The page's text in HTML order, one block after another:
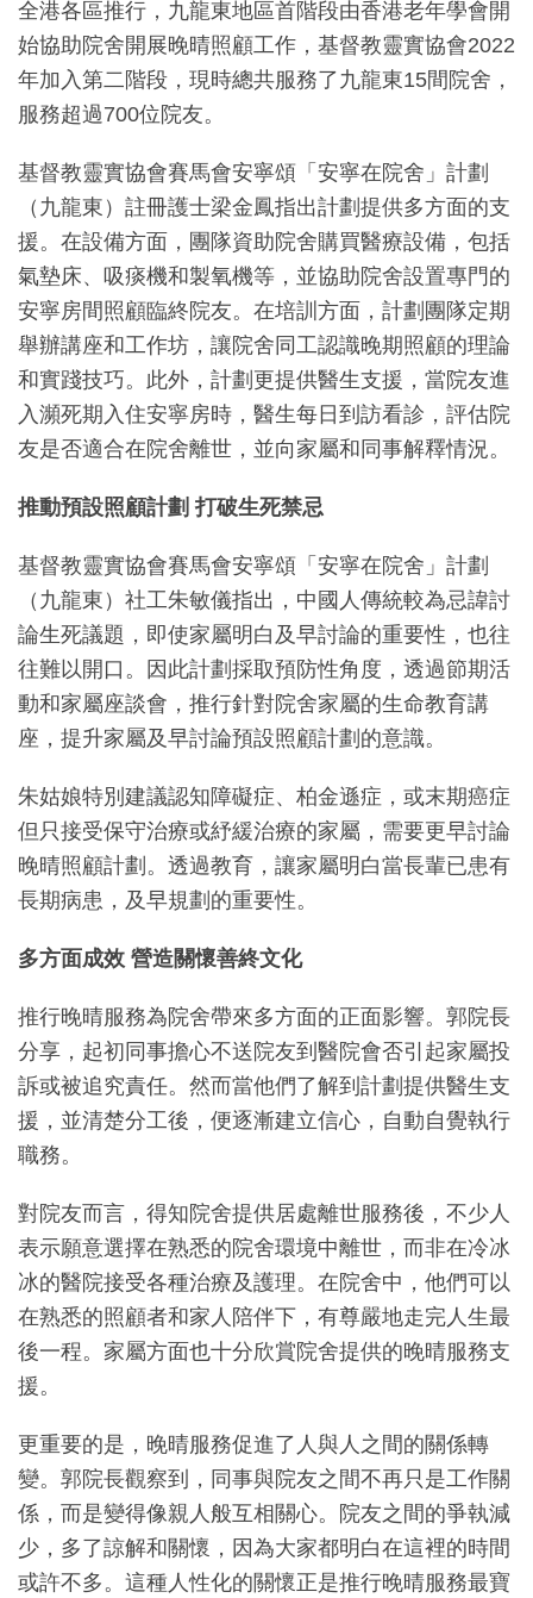
全港各區推行，九龍東地區首階段由香港老年學會開
始協助院舍開展晚晴照顧工作，基督教靈實協會2022
年加入第二階段，現時總共服務了九龍東15間院舍，
服務超過700位院友。
基督教靈實協會賽馬會安寧頌「安寧在院舍」計劃
（九龍東）註冊護士梁金鳳指出計劃提供多方面的支
援。在設備方面，團隊資助院舍購買醫療設備，包括
氣墊床、吸痰機和製氧機等，並協助院舍設置專門的
安寧房間照顧臨終院友。在培訓方面，計劃團隊定期
舉辦講座和工作坊，讓院舍同工認識晚期照顧的理論
和實踐技巧。此外，計劃更提供醫生支援，當院友進
入瀕死期入住安寧房時，醫生每日到訪看診，評估院
友是否適合在院舍離世，並向家屬和同事解釋情況。
推動預設照顧計劃 打破生死禁忌
基督教靈實協會賽馬會安寧頌「安寧在院舍」計劃
（九龍東）社工朱敏儀指出，中國人傳統較為忌諱討
論生死議題，即使家屬明白及早討論的重要性，也往
往難以開口。因此計劃採取預防性角度，透過節期活
動和家屬座談會，推行針對院舍家屬的生命教育講
座，提升家屬及早討論預設照顧計劃的意識。
朱姑娘特別建議認知障礙症、柏金遜症，或末期癌症
但只接受保守治療或紓緩治療的家屬，需要更早討論
晚晴照顧計劃。透過教育，讓家屬明白當長輩已患有
長期病患，及早規劃的重要性。
多方面成效 營造關懷善終文化
推行晚晴服務為院舍帶來多方面的正面影響。郭院長
分享，起初同事擔心不送院友到醫院會否引起家屬投
訴或被追究責任。然而當他們了解到計劃提供醫生支
援，並清楚分工後，便逐漸建立信心，自動自覺執行
職務。
對院友而言，得知院舍提供居處離世服務後，不少人
表示願意選擇在熟悉的院舍環境中離世，而非在冷冰
冰的醫院接受各種治療及護理。在院舍中，他們可以
在熟悉的照顧者和家人陪伴下，有尊嚴地走完人生最
後一程。家屬方面也十分欣賞院舍提供的晚晴服務支
援。
更重要的是，晚晴服務促進了人與人之間的關係轉
變。郭院長觀察到，同事與院友之間不再只是工作關
係，而是變得像親人般互相關心。院友之間的爭執減
少，多了諒解和關懷，因為大家都明白在這裡的時間
或許不多。這種人性化的關懷正是推行晚晴服務最寶